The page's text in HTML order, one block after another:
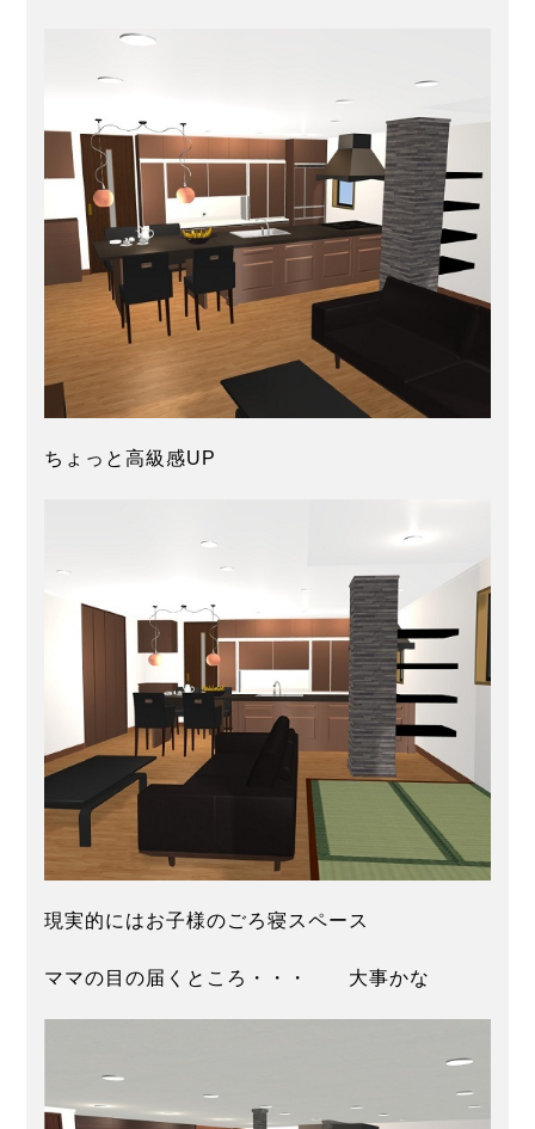
ちょっと高級感UP
現実的にはお子様のごろ寝スペース
ママの目の届くところ・・・ 大事かな